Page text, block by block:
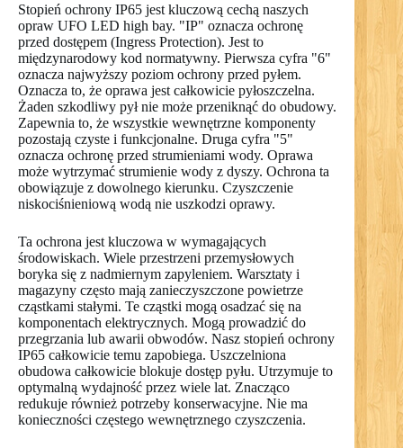
Stopień ochrony IP65 jest kluczową cechą naszych
opraw UFO LED high bay. "IP" oznacza ochronę
przed dostępem (Ingress Protection). Jest to
międzynarodowy kod normatywny. Pierwsza cyfra "6"
oznacza najwyższy poziom ochrony przed pyłem.
Oznacza to, że oprawa jest całkowicie pyłoszczelna.
Żaden szkodliwy pył nie może przeniknąć do obudowy.
Zapewnia to, że wszystkie wewnętrzne komponenty
pozostają czyste i funkcjonalne. Druga cyfra "5"
oznacza ochronę przed strumieniami wody. Oprawa
może wytrzymać strumienie wody z dyszy. Ochrona ta
obowiązuje z dowolnego kierunku. Czyszczenie
niskociśnieniową wodą nie uszkodzi oprawy.
Ta ochrona jest kluczowa w wymagających
środowiskach. Wiele przestrzeni przemysłowych
boryka się z nadmiernym zapyleniem. Warsztaty i
magazyny często mają zanieczyszczone powietrze
cząstkami stałymi. Te cząstki mogą osadzać się na
komponentach elektrycznych. Mogą prowadzić do
przegrzania lub awarii obwodów. Nasz stopień ochrony
IP65 całkowicie temu zapobiega. Uszczelniona
obudowa całkowicie blokuje dostęp pyłu. Utrzymuje to
optymalną wydajność przez wiele lat. Znacząco
redukuje również potrzeby konserwacyjne. Nie ma
konieczności częstego wewnętrznego czyszczenia.